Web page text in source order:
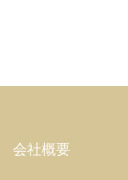
会社概要